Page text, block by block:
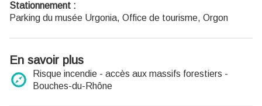
Stationnement :
Parking du musée Urgonia, Office de tourisme, Orgon
En savoir plus
Risque incendie - accès aux massifs forestiers -
Bouches-du-Rhône